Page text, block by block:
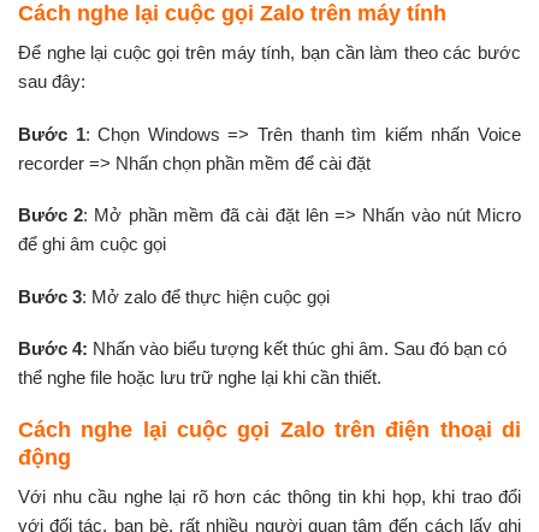
Cách nghe lại cuộc gọi Zalo trên máy tính
Để nghe lại cuộc gọi trên máy tính, bạn cần làm theo các bước
sau đây:
Bước 1: Chọn Windows => Trên thanh tìm kiếm nhấn Voice
recorder => Nhấn chọn phần mềm để cài đặt
Bước 2: Mở phần mềm đã cài đặt lên => Nhấn vào nút Micro
để ghi âm cuộc gọi
Bước 3: Mở zalo để thực hiện cuộc gọi
Bước 4: Nhấn vào biểu tượng kết thúc ghi âm. Sau đó bạn có
thể nghe file hoặc lưu trữ nghe lại khi cần thiết.
Cách nghe lại cuộc gọi Zalo trên điện thoại di
động
Với nhu cầu nghe lại rõ hơn các thông tin khi họp, khi trao đổi
với đối tác, bạn bè, rất nhiều người quan tâm đến cách lấy ghi